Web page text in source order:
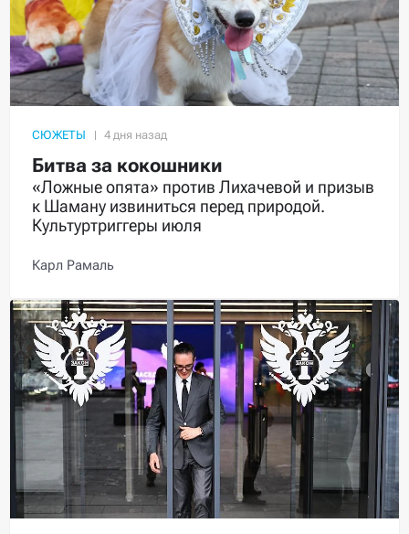
СЮЖЕТЫ
Битва за кокошники
«Ложные опята» против Лихачевой и призыв
к Шаману извиниться перед природой.
Культуртриггеры июля
Карл Рамаль